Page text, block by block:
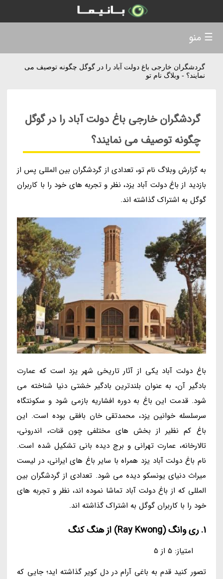
گردشگران خارجی باغ دولت آباد را در گوگل چگونه توصیف می
نمایند؟ - وبلاگ نام تو
گردشگران خارجی باغ دولت آباد را در گوگل
چگونه توصیف می نمایند؟
به گزارش وبلاگ نام تو، تعدادی از گردشگران بین المللی پس از
بازدید از باغ دولت آباد یزد، نظر و تجربه های خود را با کاربران
گوگل به اشتراک گذاشته اند.
باغ دولت آباد یکی از آثار تاریخی شهر یزد است که عمارت
بادگیر آن، به عنوان بلندترین بادگیر خشتی دنیا شناخته می
شود. قدمت این باغ به دوره افشاریه بازمی شود و سکونتگاه
سرسلسله خوانین یزد، محمدتقی خان بافقی بوده است. این
باغ کم نظیر از بخش های مختلفی چون قنات، اندرونی،
تالارخانه، عمارت تهرانی و برج دیده بانی تشکیل شده است.
نام باغ دولت آباد یزد همراه با سایر باغ های ایرانی، در لیست
میراث دنیای یونسکو دیده می شود. تعدادی از گردشگران بین
المللی که از باغ دولت آباد تماشا نموده اند، نظر و تجربه های
خود را با کاربران گوگل به اشتراک گذاشته اند.
1. ری وانگ (Ray Kwong) از هنگ کنگ
امتیاز: 5 از 5
تصور کنید قدم به باغی آرام در دل کویر گذاشته اید؛ جایی که
☰ منو